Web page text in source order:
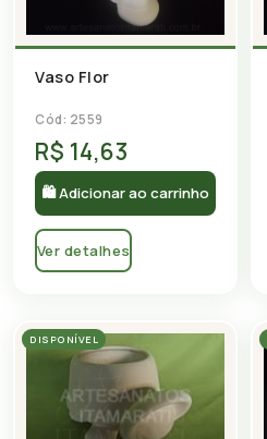
Vaso Flor
Cód: 2559
R$ 14,63
🛍 Adicionar ao carrinho
Ver detalhes
DISPONÍVEL